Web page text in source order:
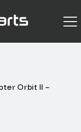
Orbit II –